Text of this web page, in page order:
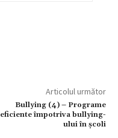
Articolul următor
Bullying (4) – Programe
eficiente împotriva bullying-
ului în școli